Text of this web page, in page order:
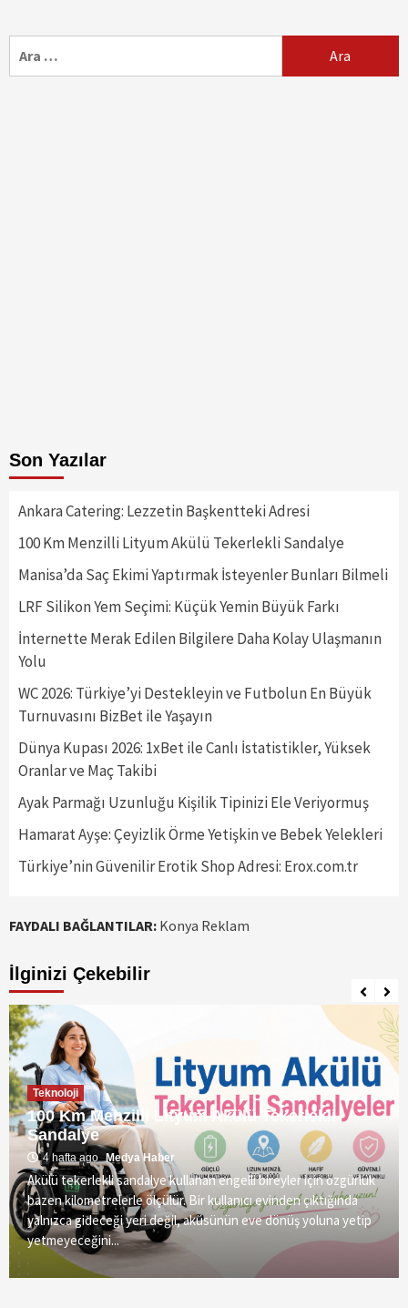
Son Yazılar
Ankara Catering: Lezzetin Başkentteki Adresi
100 Km Menzilli Lityum Akülü Tekerlekli Sandalye
Manisa’da Saç Ekimi Yaptırmak İsteyenler Bunları Bilmeli
LRF Silikon Yem Seçimi: Küçük Yemin Büyük Farkı
İnternette Merak Edilen Bilgilere Daha Kolay Ulaşmanın
Yolu
WC 2026: Türkiye’yi Destekleyin ve Futbolun En Büyük
Turnuvasını BizBet ile Yaşayın
Dünya Kupası 2026: 1xBet ile Canlı İstatistikler, Yüksek
Oranlar ve Maç Takibi
Ayak Parmağı Uzunluğu Kişilik Tipinizi Ele Veriyormuş
Hamarat Ayşe: Çeyizlik Örme Yetişkin ve Bebek Yelekleri
Türkiye’nin Güvenilir Erotik Shop Adresi: Erox.com.tr
FAYDALI BAĞLANTILAR: Konya Reklam
İlginizi Çekebilir
Teknoloji
100 Km Menzilli Lityum Akülü Tekerlekli
Sandalye
4 hafta ago Medya Haber
Akülü tekerlekli sandalye kullanan engelli bireyler için özgürlük
bazen kilometrelerle ölçülür. Bir kullanıcı evinden çıktığında
yalnızca gideceği yeri değil, aküsünün eve dönüş yoluna yetip
yetmeyeceğini...